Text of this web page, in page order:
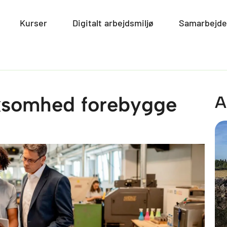
Open Miljø
Kurser Open Kurser
Digitalt arbejdsmiljø Open Digitalt
forebygge